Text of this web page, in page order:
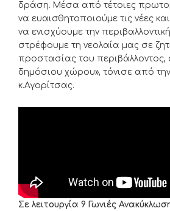
δράση. Μέσα από τέτοιες
να ευαισθητοποιούμε τις νέες
να ενισχύουμε την
στρέφουμε τη νεολαία μας σε
προστασίας του περιβάλλοντος,
δημόσιου χώρου», τόνισε από
κ.Αγορίτσας.
Σε λειτουργία 9 Γωνιές